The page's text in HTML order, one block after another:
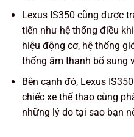
Lexus IS350 cũng được
tiến như hệ thống điều
hiệu động cơ, hệ thống
thống âm thanh bổ sung
Bên cạnh đó, Lexus
chiếc xe thể thao cùng
những lý do tại sao bạn